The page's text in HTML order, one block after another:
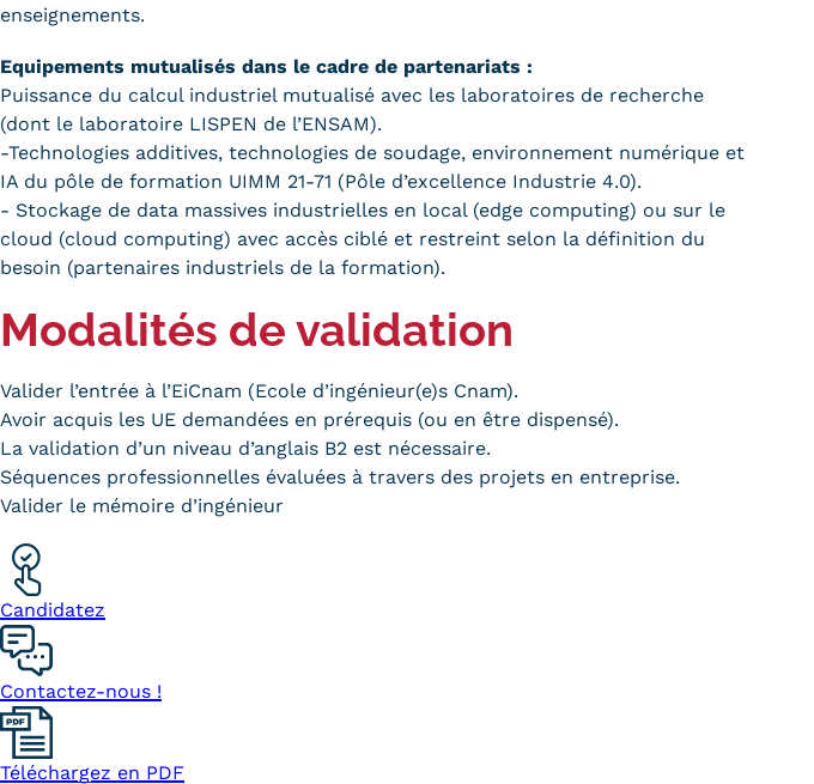
enseignements.
Equipements mutualisés dans le cadre de partenariats :
Puissance du calcul industriel mutualisé avec les laboratoires de recherche
(dont le laboratoire LISPEN de l’ENSAM).
-Technologies additives, technologies de soudage, environnement numérique et
IA du pôle de formation UIMM 21-71 (Pôle d’excellence Industrie 4.0).
- Stockage de data massives industrielles en local (edge computing) ou sur le
cloud (cloud computing) avec accès ciblé et restreint selon la définition du
besoin (partenaires industriels de la formation).
Modalités de validation
Valider l’entrée à l’EiCnam (Ecole d’ingénieur(e)s Cnam).
Avoir acquis les UE demandées en prérequis (ou en être dispensé).
La validation d’un niveau d’anglais B2 est nécessaire.
Séquences professionnelles évaluées à travers des projets en entreprise.
Valider le mémoire d’ingénieur
Candidatez
Contactez-nous !
Téléchargez en PDF